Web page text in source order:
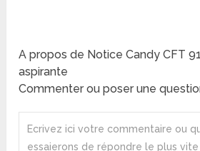
A propos de Notice Candy CFT
aspirante
Commenter ou poser une